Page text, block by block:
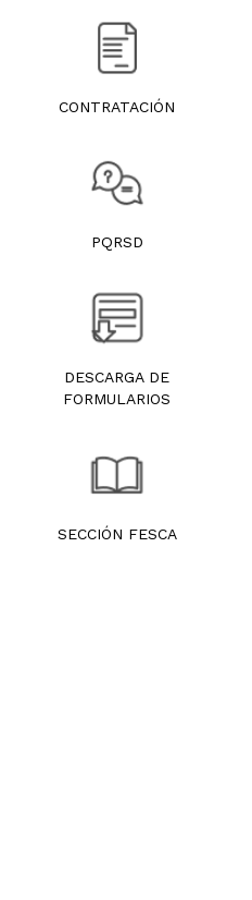
CONTRATACIÓN
PQRSD
DESCARGA DE
FORMULARIOS
SECCIÓN FESCA